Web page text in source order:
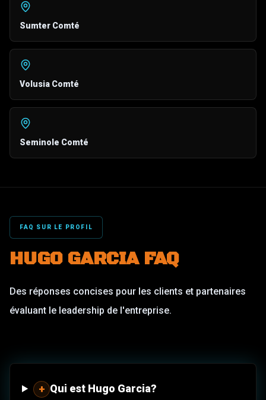
Sumter Comté
Volusia Comté
Seminole Comté
FAQ SUR LE PROFIL
HUGO GARCIA FAQ
Des réponses concises pour les clients et partenaires
évaluant le leadership de l'entreprise.
+ Qui est Hugo Garcia?